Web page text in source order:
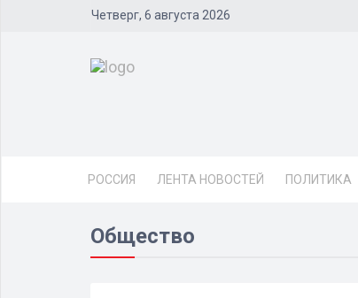
Четверг, 6 августа 2026
РОССИЯ ЛЕНТА НОВОСТЕЙ ПОЛИТИКА
Общество